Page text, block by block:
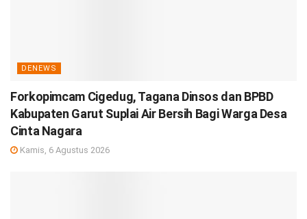
DENEWS
Forkopimcam Cigedug, Tagana Dinsos dan BPBD
Kabupaten Garut Suplai Air Bersih Bagi Warga Desa
Cinta Nagara
Kamis, 6 Agustus 2026